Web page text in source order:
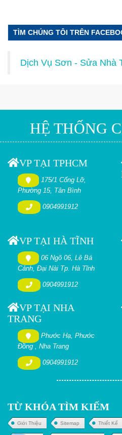
TÌM CHÚNG TÔI TRÊN
Dịch Vụ Sơn - Sửa Nhà
HỆ THỐNG
VP TẠI TPHCM
175/1 Cống Lỡ,
Phường 15, Tân Bình
0904991912
VP TẠI HÀ TĨNH
06 Ngõ 06, Lê Bá
Cảnh, Đại Nài Tp. Hà Tĩnh
0904991912
VP TẠI NHA
TRANG
Phước Hạ, Phước
Đồng , Nha Trang
0904991912
TỪ KHÓA TÌM KIẾM
Giới Thiệu Sitemap Thiết Kế